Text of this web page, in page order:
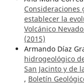
Consideraciones
establecer la
Volcánico
(2015)
Armando Díaz
hidrogeológico
San Jacinto y de
, Boletín